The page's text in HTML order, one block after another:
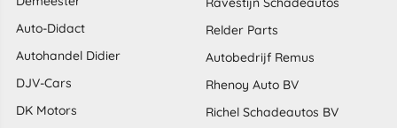
Auto-Didact
Autohandel Didier
DJV-Cars
DK Motors
Relder Parts
Autobedrijf Remus
Rhenoy Auto BV
Richel Schadeautos BV